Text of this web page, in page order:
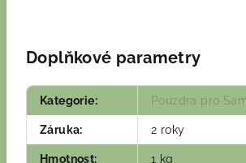
Doplňkové parametry
Kategorie: Pouzdra pro
Záruka: 2 roky
Hmotnost: 1 kg